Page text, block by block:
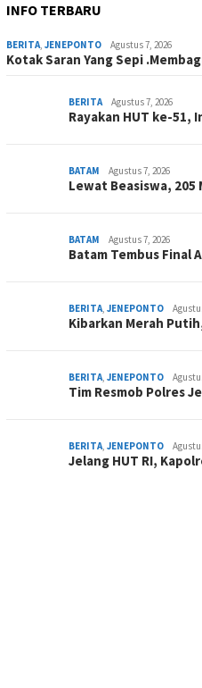
INFO TERBARU
BERITA, JENEPONTO Agustus 7, 2026
Kotak Saran Yang Sepi
BERITA Agustus 7, 2026
Rayakan HUT ke-51,
BATAM Agustus 7, 2026
Lewat Beasiswa, 205
BATAM Agustus 7, 2026
Batam Tembus Final
BERITA, JENEPONTO
Kibarkan Merah
BERITA, JENEPONTO
Tim Resmob Polres
BERITA, JENEPONTO
Jelang HUT RI,